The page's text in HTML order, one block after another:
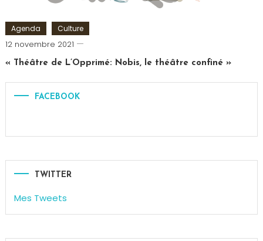
Agenda Culture
12 novembre 2021
Cédric
Cilia
« Théâtre de L’Opprimé: Nobis, le théâtre confiné »
FACEBOOK
TWITTER
Mes Tweets